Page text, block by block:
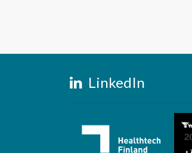
LinkedIn